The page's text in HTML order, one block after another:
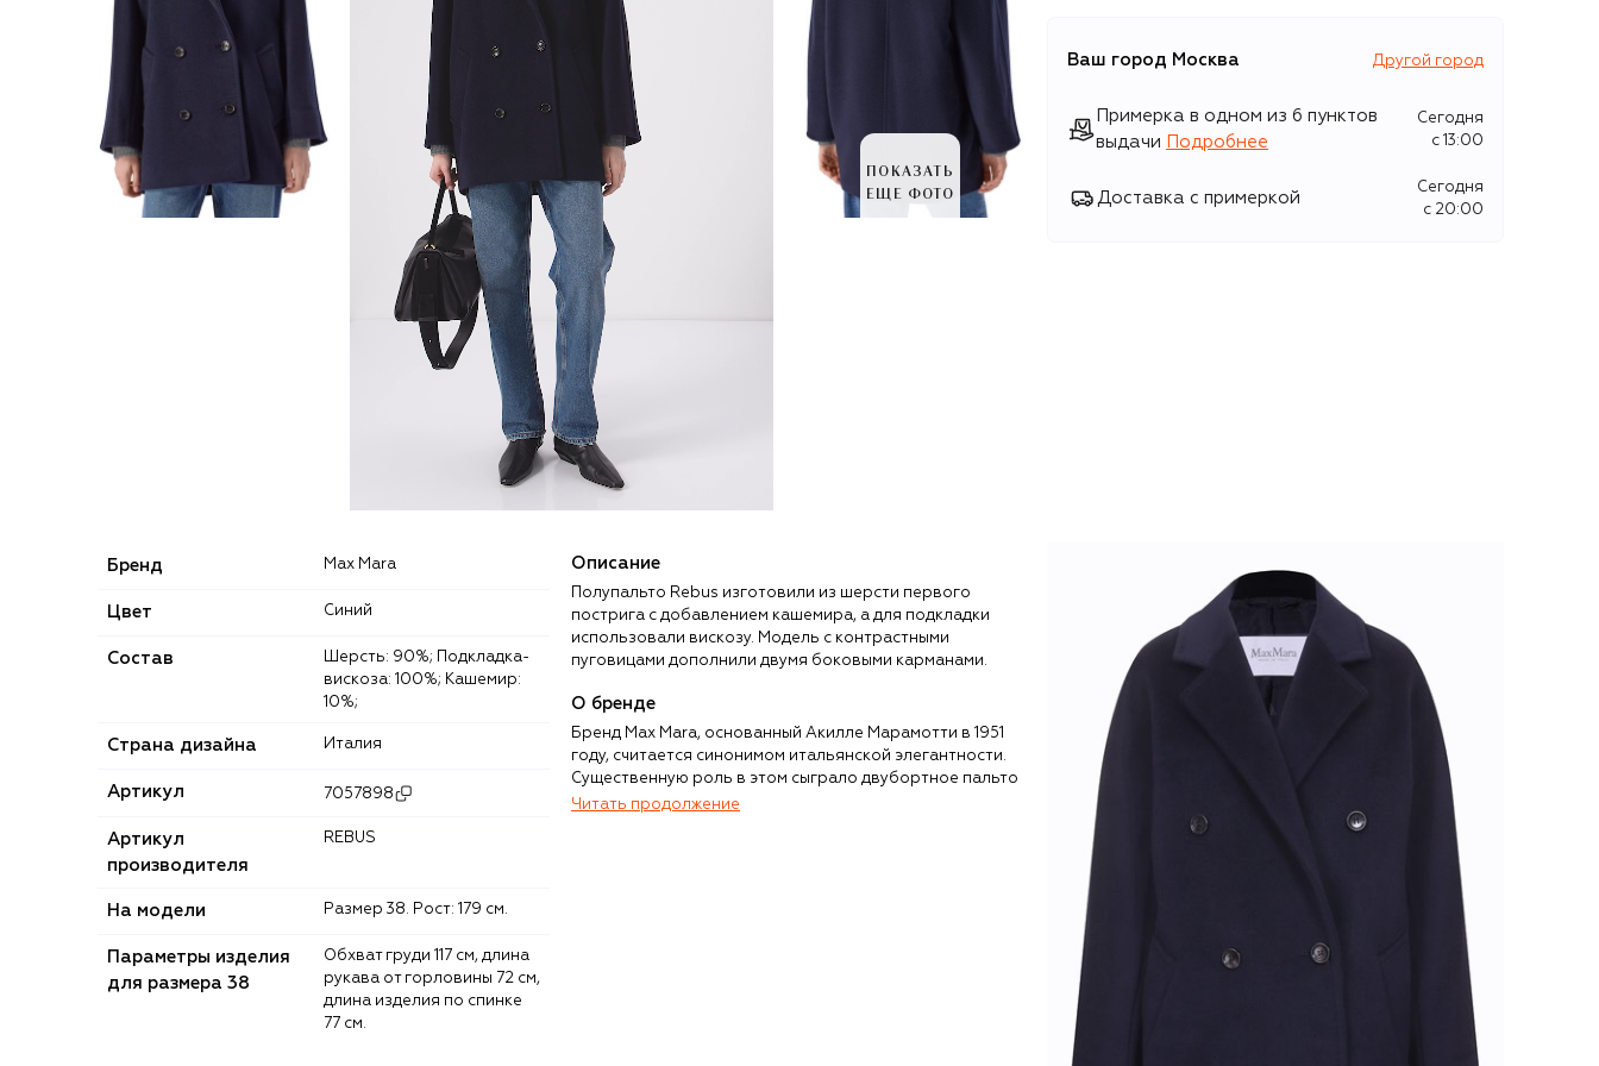
ПОКАЗАТЬ
ЕЩЕ ФОТО
Ваш город Москва Другой город
Примерка в одном из 6 пунктов
выдачи
Подробнее
Сегодня
c 13:00
Доставка с примеркой
Сегодня
c 20:00
Бренд Max Mara
Цвет Синий
Состав
Шерсть: 90%; Подкладка-
вискоза: 100%; Кашемир:
10%;
Страна дизайна Италия
Артикул 7057898
Артикул
производителя
REBUS
На модели Размер 38. Рост: 179 см.
Параметры изделия
для размера 38
Обхват груди 117 см, длина
рукава от горловины 72 см,
длина изделия по спинке
77 см.
Описание
Полупальто Rebus изготовили из шерсти первого
пострига с добавлением кашемира, а для подкладки
использовали вискозу. Модель с контрастными
пуговицами дополнили двумя боковыми карманами.
О бренде
Бренд Max Mara, основанный Акилле Марамотти в 1951
году, считается синонимом итальянской элегантности.
Существенную роль в этом сыграло двубортное пальто
101801, созданное в 1981 году дизайнером Анной Марией
Читать продолжение